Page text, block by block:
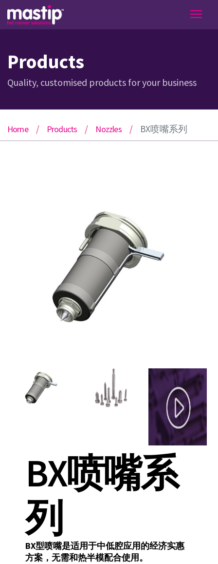
Products
Quality, customised products for your business
Home Products Nozzles BX喷嘴系列
BX喷嘴系
列
BX型喷嘴是适用于中低腔应用的经济实惠
方案，无需和热半模配合使用。